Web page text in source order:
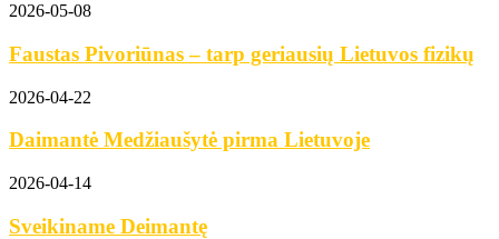
2026-05-08
Faustas Pivoriūnas – tarp geriausių Lietuvos fizikų
2026-04-22
Daimantė Medžiaušytė pirma Lietuvoje
2026-04-14
Sveikiname Deimantę